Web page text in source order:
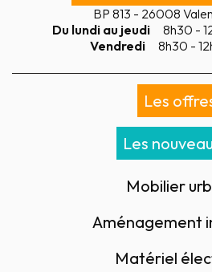
BP 813 - 26008
Du lundi au jeudi
8h30 -
Vendredi
8h30 -
Les
Les
Mobilier
Aménagement
Matériel